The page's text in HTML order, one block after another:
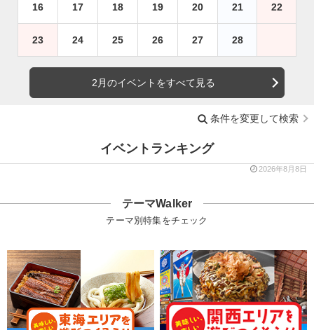
16 17 18 19 20 21 22
23 24 25 26 27 28
2月のイベントをすべて見る
条件を変更して検索
イベントランキング
2026年8月8日
テーマWalker
テーマ別特集をチェック